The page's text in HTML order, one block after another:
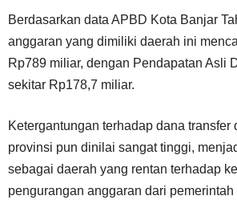
Berdasarkan data APBD Kota Banjar
anggaran yang dimiliki daerah ini
Rp789 miliar, dengan Pendapatan Asli
sekitar Rp178,7 miliar.
Ketergantungan terhadap dana transfer
provinsi pun dinilai sangat tinggi,
sebagai daerah yang rentan terhadap
pengurangan anggaran dari pemerintah